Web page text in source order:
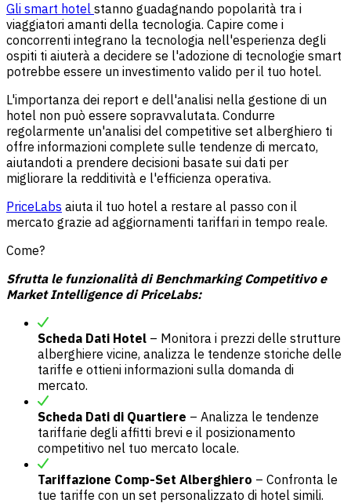
Gli smart hotel stanno guadagnando popolarità tra i
viaggiatori amanti della tecnologia. Capire come i
concorrenti integrano la tecnologia nell'esperienza degli
ospiti ti aiuterà a decidere se l'adozione di tecnologie smart
potrebbe essere un investimento valido per il tuo hotel.
L'importanza dei report e dell'analisi nella gestione di un
hotel non può essere sopravvalutata. Condurre
regolarmente un'analisi del competitive set alberghiero ti
offre informazioni complete sulle tendenze di mercato,
aiutandoti a prendere decisioni basate sui dati per
migliorare la redditività e l'efficienza operativa.
PriceLabs aiuta il tuo hotel a restare al passo con il
mercato grazie ad aggiornamenti tariffari in tempo reale.
Come?
Sfrutta le funzionalità di Benchmarking Competitivo e
Market Intelligence di PriceLabs:
Scheda Dati Hotel – Monitora i prezzi delle strutture
alberghiere vicine, analizza le tendenze storiche delle
tariffe e ottieni informazioni sulla domanda di
mercato.
Scheda Dati di Quartiere – Analizza le tendenze
tariffarie degli affitti brevi e il posizionamento
competitivo nel tuo mercato locale.
Tariffazione Comp-Set Alberghiero – Confronta le
tue tariffe con un set personalizzato di hotel simili.